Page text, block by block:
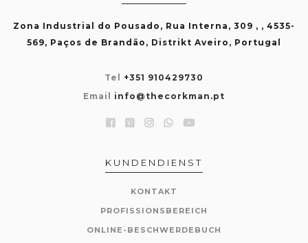
Zona Industrial do Pousado, Rua Interna, 309 , , 4535-
569, Paços de Brandão, Distrikt Aveiro, Portugal
Tel +351 910429730
Email info@thecorkman.pt
KUNDENDIENST
KONTAKT
PROFISSIONSBEREICH
ONLINE-BESCHWERDEBUCH